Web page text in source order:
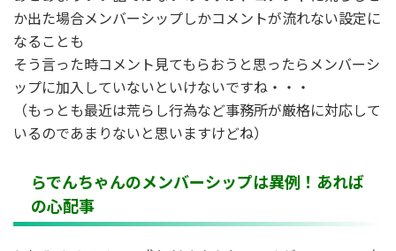
か出た場合メンバーシップしかコメントが流れない設定に
なることも
そう言った時コメント見てもらおうと思ったらメンバーシ
ップに加入していないといけないですね・・・
（もっとも最近は荒らし行為など事務所が厳格に対応して
いるのであまりないと思いますけどね）
らでんちゃんのメンバーシップは異例！あれば
の心配事